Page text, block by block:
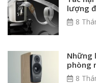
lượng
8
Những
phòng
8